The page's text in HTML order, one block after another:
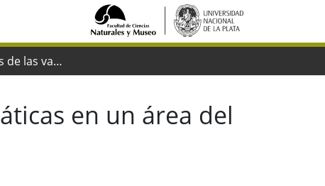
Características de las variaciones freáticas en un área del noreste de la provincia de Buenos Aires
en un área del